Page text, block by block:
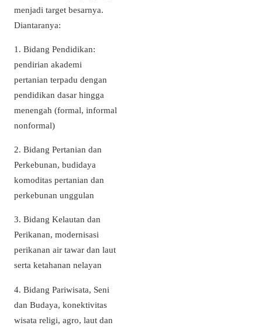
menjadi target besarnya.
Diantaranya:
1. Bidang Pendidikan:
pendirian akademi
pertanian terpadu dengan
pendidikan dasar hingga
menengah (formal, informal
nonformal)
2. Bidang Pertanian dan
Perkebunan, budidaya
komoditas pertanian dan
perkebunan unggulan
3. Bidang Kelautan dan
Perikanan, modernisasi
perikanan air tawar dan laut
serta ketahanan nelayan
4. Bidang Pariwisata, Seni
dan Budaya, konektivitas
wisata religi, agro, laut dan